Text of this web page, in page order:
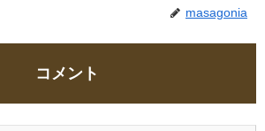
masagonia
コメント